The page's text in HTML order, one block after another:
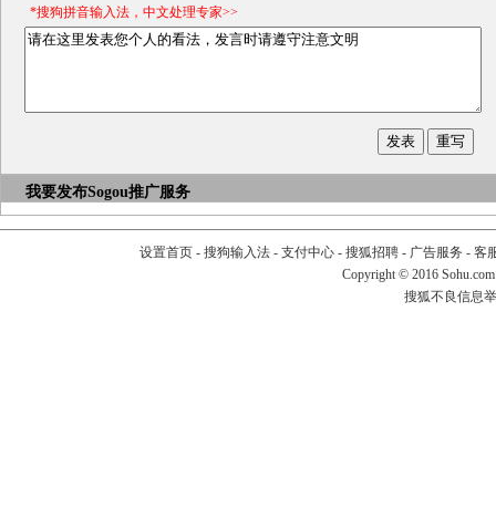
*搜狗拼音输入法，中文处理专家>>
我要发布Sogou推广服务
设置首页- 搜狗输入法- 支付中心- 搜狐招聘- 广告服务 - 客
Copyright © 2016
搜狐不良信息